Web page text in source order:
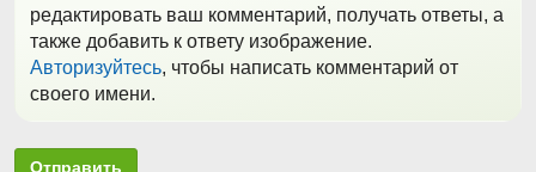
редактировать ваш комментарий, получать ответы, а
также добавить к ответу изображение.
Авторизуйтесь, чтобы написать комментарий от
своего имени.
Отправить